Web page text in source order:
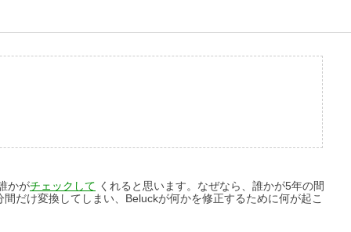
かがチェックして くれると思います。なぜなら、誰かが5年の間
だけ変換してしまい、Beluckが何かを修正するために何が起こ